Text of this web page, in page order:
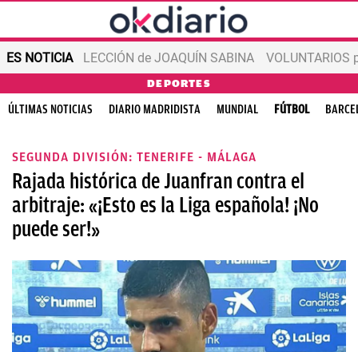
ES NOTICIA LECCIÓN de JOAQUÍN SABINA VOLUNTARIOS
DEPORTES
ÚLTIMAS NOTICIAS DIARIO MADRIDISTA MUNDIAL FÚTBOL
SEGUNDA DIVISIÓN: TENERIFE - MÁLAGA
Rajada histórica de Juanfran contra el
arbitraje: «¡Esto es la Liga española! ¡No
puede ser!»